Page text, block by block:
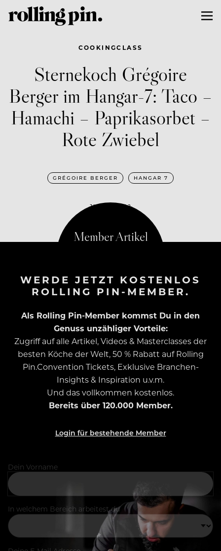
COOKINGCLASS
Sternekoch Grégoire
Berger im Hangar-7: Taco –
Hamachi – Paprikasorbet –
Rote Zwiebel
GRÉGOIRE BERGER HANGAR 7
JULI 8, 2022
WERDE JETZT KOSTENLOS
ROLLING PIN-MEMBER.
Als Rolling Pin-Member kommst Du in den
Genuss unzähliger Vorteile:
Zugriff auf alle Artikel, Videos & Masterclasses der
besten Köche der Welt, 50 % Rabatt auf Rolling
Pin.Convention Tickets, Exklusive Branchen-
Insights & Inspiration u.v.m.
Und das vollkommen kostenlos.
Bereits über 120.000 Member.
Login für bestehende Member
Dein Vorname
In welchem Bereich arbeitest du